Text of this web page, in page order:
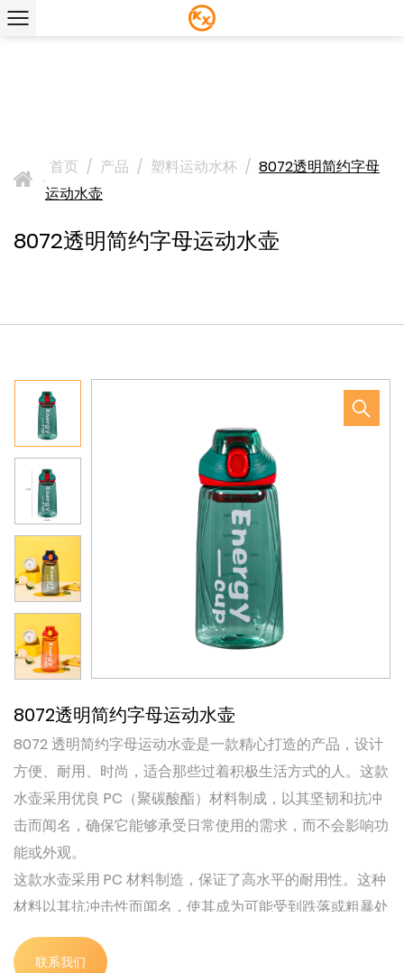
>
首页 / 产品 / 塑料运动水杯 / 8072透明简约字母
运动水壶
8072透明简约字母运动水壶
8072透明简约字母运动水壶
8072 透明简约字母运动水壶是一款精心打造的产品，设计
方便、耐用、时尚，适合那些过着积极生活方式的人。这款
水壶采用优良 PC（聚碳酸酯）材料制成，以其坚韧和抗冲
击而闻名，确保它能够承受日常使用的需求，而不会影响功
能或外观。
这款水壶采用 PC 材料制造，保证了高水平的耐用性。这种
材料以其抗冲击性而闻名，使其成为可能受到跌落或粗暴处
理的运动水壶的不错选择。水壶的防震性能确保它即使在恶
劣的条件下也能保持完好无损。此外，PC 材料具有出色的
联系我们